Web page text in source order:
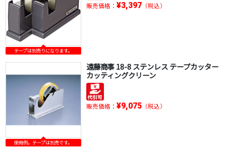
テープは別売りになります。
販売価格： ¥3,397（税込）
使用例。テープは別売です。
遠藤商事 18-8 ステンレス テープカッター
カッティングクリーン
販売価格： ¥9,075（税込）